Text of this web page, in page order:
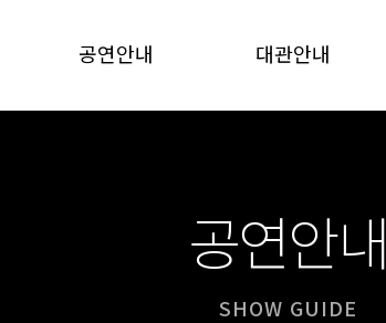
공연안내 대관안내
공연안내
SHOW GUIDE